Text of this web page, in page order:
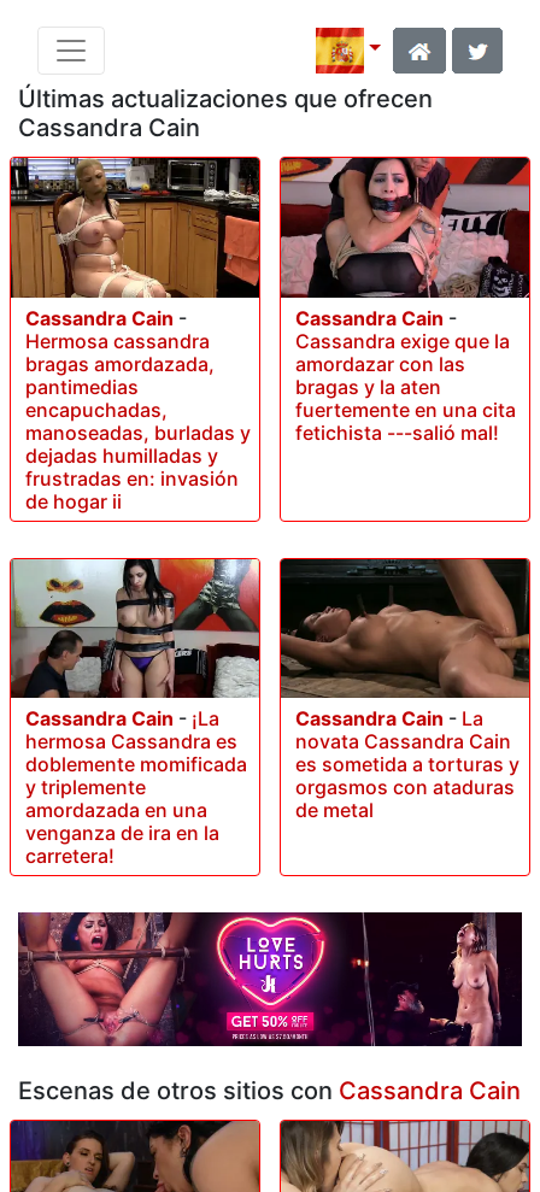
Últimas actualizaciones que ofrecen
Cassandra Cain
Cassandra Cain -
Hermosa cassandra
bragas amordazada,
pantimedias
encapuchadas,
manoseadas, burladas y
dejadas humilladas y
frustradas en: invasión
de hogar ii
Cassandra Cain -
Cassandra exige que la
amordazar con las
bragas y la aten
fuertemente en una cita
fetichista ---salió mal!
Cassandra Cain - ¡La
hermosa Cassandra es
doblemente momificada
y triplemente
amordazada en una
venganza de ira en la
carretera!
Cassandra Cain - La
novata Cassandra Cain
es sometida a torturas y
orgasmos con ataduras
de metal
Escenas de otros sitios con Cassandra Cain